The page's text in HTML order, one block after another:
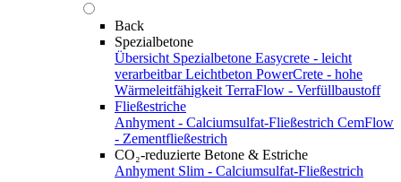
Back
Spezialbetone
Übersicht Spezialbetone Easycrete - leicht
verarbeitbar Leichtbeton PowerCrete - hohe
Wärmeleitfähigkeit TerraFlow - Verfüllbaustoff
Fließestriche
Anhyment - Calciumsulfat-Fließestrich CemFlow
- Zementfließestrich
CO₂-reduzierte Betone & Estriche
Anhyment Slim - Calciumsulfat-Fließestrich